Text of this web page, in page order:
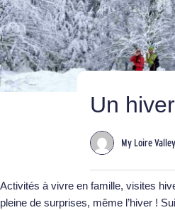
Un
My Loire Valley
Activités à vivre en famille, visites
pleine de surprises, même l’hiver !